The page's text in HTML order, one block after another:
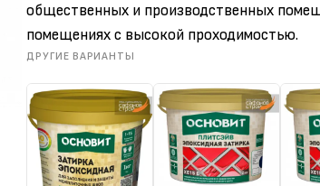
общественных и производственных
помещениях с высокой проходимостью.
ДРУГИЕ ВАРИАНТЫ